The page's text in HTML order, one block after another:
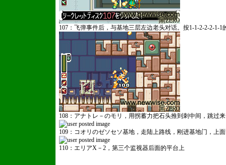
107：飞弹事件后，与基地三层左边老头对话。按1-1-2-2-2-1-1
108：アナトレ－のモリ，用拐蓄力把石头推到刺中间，跳过来
109：コオリのゼソセソ基地，走陆上路线，刚进基地门，上
110：エリアX－2，第三个监视器后面的平台上